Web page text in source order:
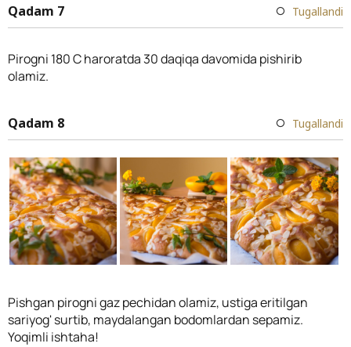
Qadam 7 Tugallandi
Pirogni 180 C haroratda 30 daqiqa davomida pishirib
olamiz.
Qadam 8 Tugallandi
Pishgan pirogni gaz pechidan olamiz, ustiga eritilgan
sariyog' surtib, maydalangan bodomlardan sepamiz.
Yoqimli ishtaha!